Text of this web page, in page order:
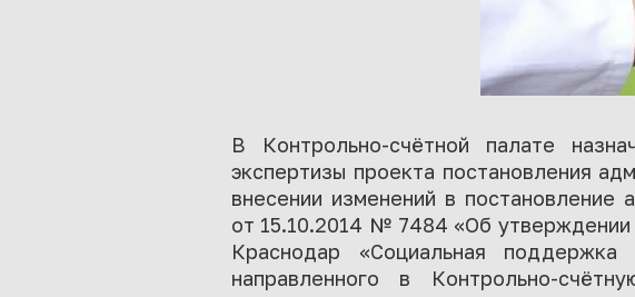
В Контрольно-счётной палате
экспертизы проекта постановления
внесении изменений в постановление
от 15.10.2014 № 7484 «Об утверждении
Краснодар «Социальная поддержка
направленного в Контрольно-